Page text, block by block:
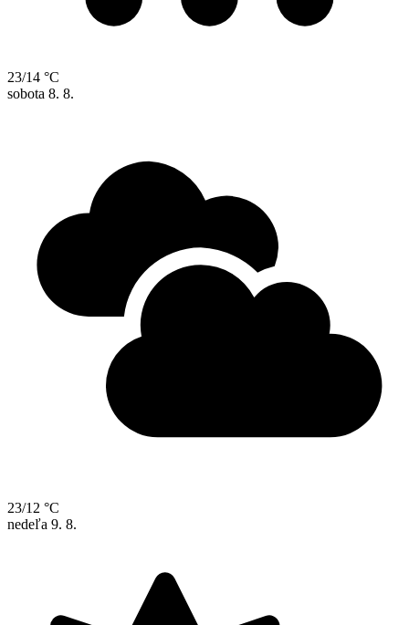
23/14 °C
sobota 8. 8.
23/12 °C
nedeľa 9. 8.